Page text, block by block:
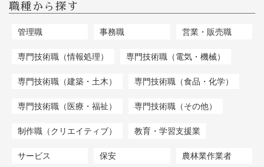
職種から探す
管理職 事務職 営業・販売職
専門技術職（情報処理） 専門技術職（電気・機械）
専門技術職（建築・土木） 専門技術職（食品・化学）
専門技術職（医療・福祉） 専門技術職（その他）
制作職（クリエイティブ） 教育・学習支援業
サービス 保安 農林業作業者